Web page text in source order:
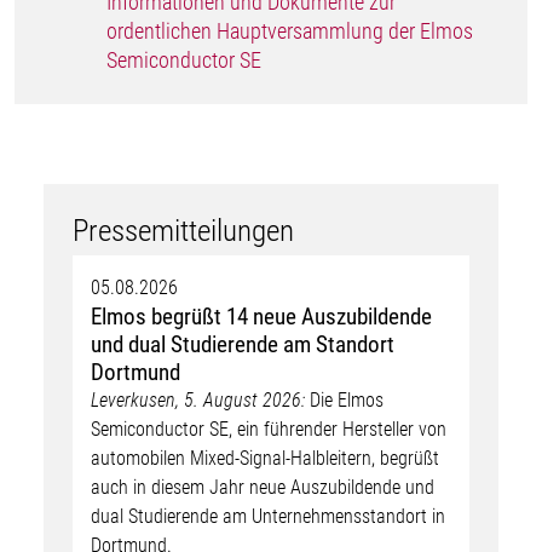
ordentlichen Hauptversammlung der Elmos
Semiconductor SE
Pressemitteilungen
05.08.2026
Elmos begrüßt 14 neue Auszubildende
und dual Studierende am Standort
Dortmund
Leverkusen, 5. August 2026: Die Elmos
Semiconductor SE, ein führender Hersteller von
automobilen Mixed-Signal-Halbleitern, begrüßt
auch in diesem Jahr neue Auszubildende und
dual Studierende am Unternehmensstandort in
Dortmund.